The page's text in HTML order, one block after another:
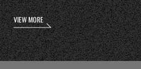
VIEW MORE